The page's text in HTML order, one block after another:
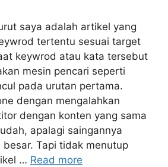
saya adalah artikel yang
tertentu sesuai target
keywrod atau kata tersebut
mesin pencari seperti
pada urutan pertama.
dengan mengalahkan
dengan konten yang sama
apalagi saingannya
Tapi tidak menutup
… Read more